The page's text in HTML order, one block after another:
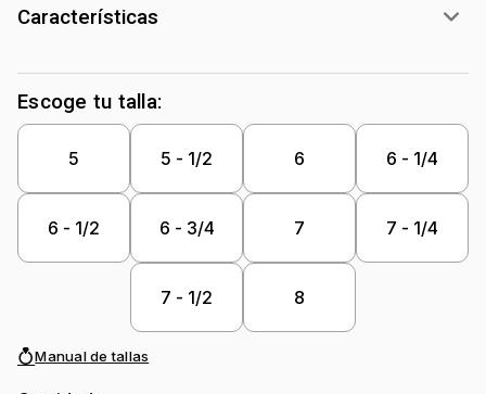
Características
Género: Mujer
Tono Metal: Amarillo
Metal:
Infinito
Tipo de terminado:
Liso
Colección: Ninguno
Escoge tu talla:
5 5 - 1/2 6 6 - 1/4
6 - 1/2 6 - 3/4 7 7 - 1/4
7 - 1/2 8
Manual de tallas